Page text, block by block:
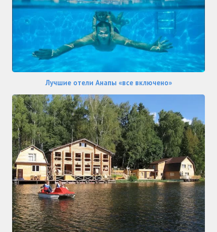
Лучшие отели Анапы «все включено»